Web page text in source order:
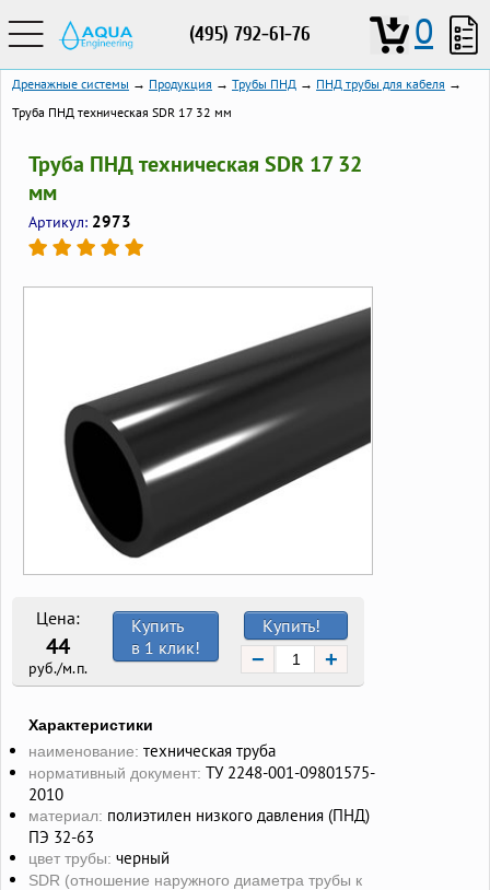
(495) 792-61-76 0
Дренажные системы → Продукция → Трубы ПНД → ПНД трубы для кабеля →
Труба ПНД техническая SDR 17 32 мм
Труба ПНД техническая SDR 17 32
мм
Артикул: 2973
Цена:
44
руб./м.п.
Купить!
− +
Купить
в 1 клик!
Характеристики
наименование: техническая труба
нормативный документ: ТУ 2248-001-09801575-
2010
материал: полиэтилен низкого давления (ПНД)
ПЭ 32-63
цвет трубы: черный
SDR (отношение наружного диаметра трубы к